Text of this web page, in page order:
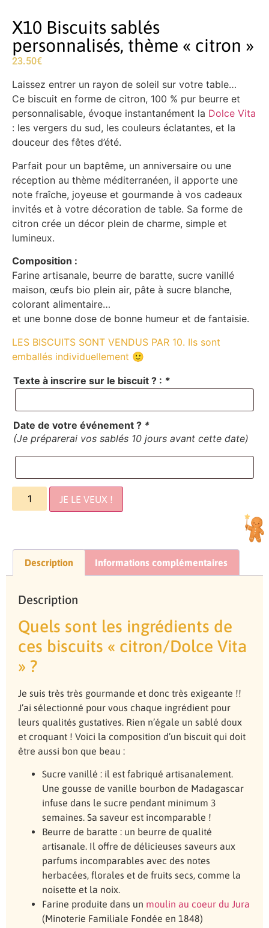
X10 Biscuits sablés
personnalisés, thème « citron »
23.50€
Laissez entrer un rayon de soleil sur votre table…
Ce biscuit en forme de citron, 100 % pur beurre et
personnalisable, évoque instantanément la Dolce Vita
: les vergers du sud, les couleurs éclatantes, et la
douceur des fêtes d’été.
Parfait pour un baptême, un anniversaire ou une
réception au thème méditerranéen, il apporte une
note fraîche, joyeuse et gourmande à vos cadeaux
invités et à votre décoration de table. Sa forme de
citron crée un décor plein de charme, simple et
lumineux.
Composition :
Farine artisanale, beurre de baratte, sucre vanillé
maison, œufs bio plein air, pâte à sucre blanche,
colorant alimentaire…
et une bonne dose de bonne humeur et de fantaisie.
LES BISCUITS SONT VENDUS PAR 10. Ils sont
emballés individuellement 🙂
Texte à inscrire sur le biscuit ? : *
Date de votre événement ? *
(Je préparerai vos sablés 10 jours avant cette date)
JE LE VEUX !
Description Informations complémentaires
Description
Quels sont les ingrédients de
ces biscuits « citron/Dolce Vita
» ?
Je suis très très gourmande et donc très exigeante !!
J’ai sélectionné pour vous chaque ingrédient pour
leurs qualités gustatives. Rien n’égale un sablé doux
et croquant ! Voici la composition d’un biscuit qui doit
être aussi bon que beau :
Sucre vanillé : il est fabriqué artisanalement.
Une gousse de vanille bourbon de Madagascar
infuse dans le sucre pendant minimum 3
semaines. Sa saveur est incomparable !
Beurre de baratte : un beurre de qualité
artisanale. Il offre de délicieuses saveurs aux
parfums incomparables avec des notes
herbacées, florales et de fruits secs, comme la
noisette et la noix.
Farine produite dans un moulin au coeur du Jura
(Minoterie Familiale Fondée en 1848)